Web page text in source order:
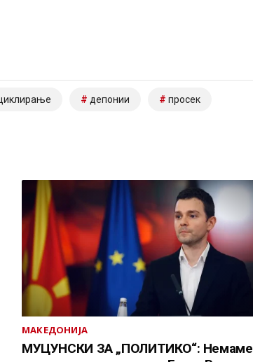
депонии просек
МАКЕДОНИЈА
МУЦУНСКИ ЗА „ПОЛИТИКО“: Немаме